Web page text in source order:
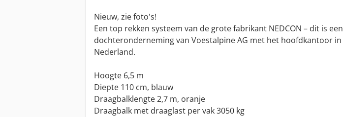
Nieuw, zie foto's!
Een top rekken systeem van de grote fabrikant NEDCON – dit is een
dochteronderneming van Voestalpine AG met het hoofdkantoor in
Nederland.
Hoogte 6,5 m
Diepte 110 cm, blauw
Draagbalklengte 2,7 m, oranje
Draagbalk met draaglast per vak 3050 kg